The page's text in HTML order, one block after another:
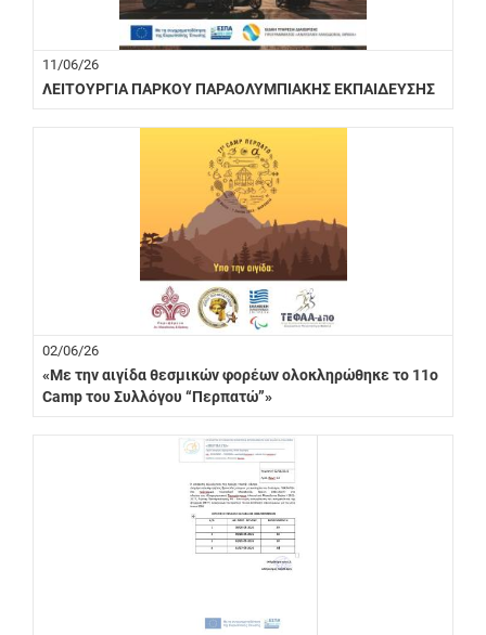
11/06/26
ΛΕΙΤΟΥΡΓΙΑ ΠΑΡΚΟΥ ΠΑΡΑΟΛΥΜΠΙΑΚΗΣ ΕΚΠΑΙΔΕΥΣΗΣ
02/06/26
«Με την αιγίδα θεσμικών φορέων ολοκληρώθηκε το 11ο
Camp του Συλλόγου “Περπατώ”»